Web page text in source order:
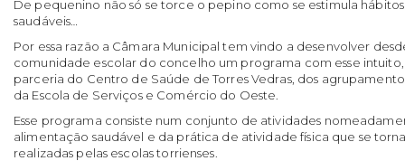
De pequenino não só se torce o pepino como se estimula
saudáveis…
Por essa razão a Câmara Municipal tem vindo a desenvolver
comunidade escolar do concelho um programa com esse
parceria do Centro de Saúde de Torres Vedras, dos
da Escola de Serviços e Comércio do Oeste.
Esse programa consiste num conjunto de atividades
alimentação saudável e da prática de atividade física que se
realizadas pelas escolas torrienses.